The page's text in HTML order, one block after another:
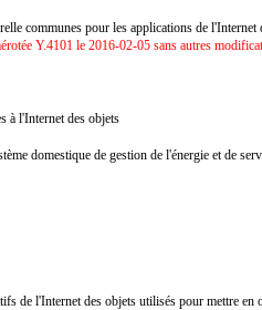
communes pour les applications de
Y.4101 le 2016-02-05 sans autres
à l'Internet des objets
domestique de gestion de l'énergie et de
de l'Internet des objets utilisés pour mettre